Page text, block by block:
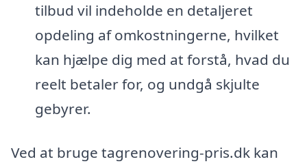
tilbud vil indeholde en detaljeret
opdeling af omkostningerne, hvilket
kan hjælpe dig med at forstå, hvad du
reelt betaler for, og undgå skjulte
gebyrer.
Ved at bruge tagrenovering-pris.dk kan